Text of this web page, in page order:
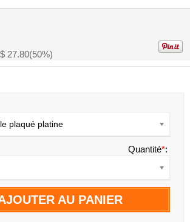
27.80(50%)
plaqué platine
Quantité*:
AU PANIER